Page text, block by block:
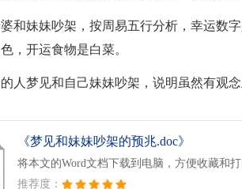
和妹妹吵架，按周易五行分析，幸运数
，开运食物是白菜。
人梦见和自己妹妹吵架，说明虽然有观
《梦见和妹妹吵架的预兆.doc》
将本文的Word文档下载到电脑，方便收藏和
推荐度：